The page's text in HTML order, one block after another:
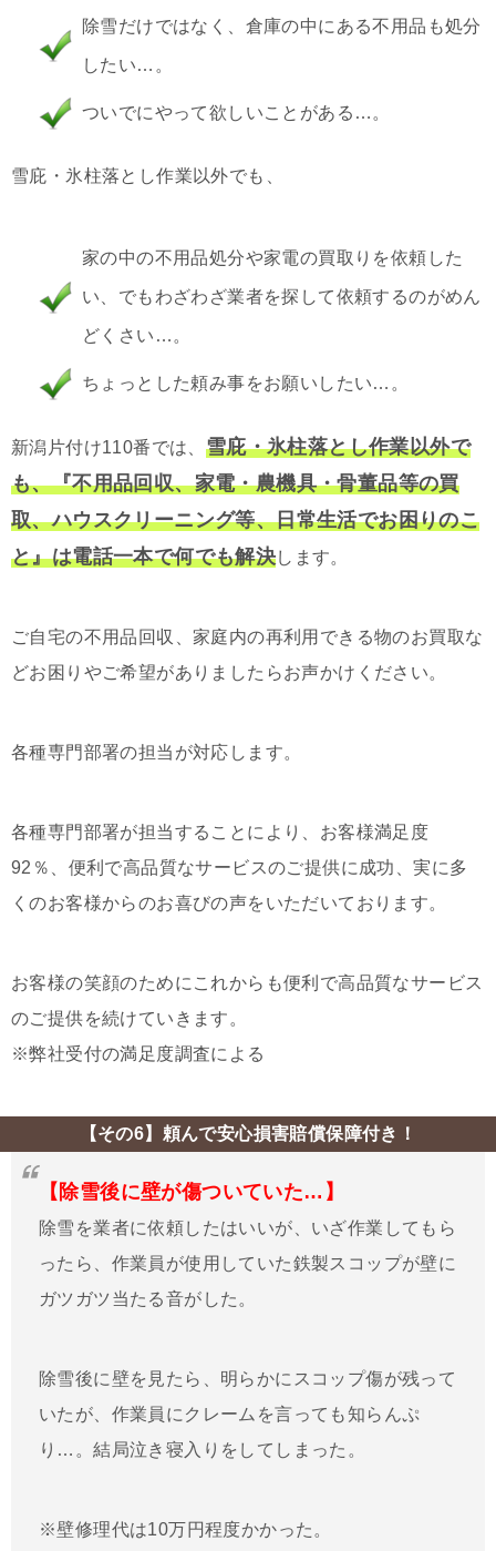
除雪だけではなく、倉庫の中にある不用品も処分
したい…。
ついでにやって欲しいことがある…。
雪庇・氷柱落とし作業以外でも、
家の中の不用品処分や家電の買取りを依頼した
い、でもわざわざ業者を探して依頼するのがめん
どくさい…。
ちょっとした頼み事をお願いしたい…。
新潟片付け110番では、 雪庇・氷柱落とし作業以外で
も、『不用品回収、家電・農機具・骨董品等の買
取、ハウスクリーニング等、日常生活でお困りのこ
と』は電話一本で何でも解決します。
ご自宅の不用品回収、家庭内の再利用できる物のお買取な
どお困りやご希望がありましたらお声かけください。
各種専門部署の担当が対応します。
各種専門部署が担当することにより、お客様満足度
92％、便利で高品質なサービスのご提供に成功、実に多
くのお客様からのお喜びの声をいただいております。
お客様の笑顔のためにこれからも便利で高品質なサービス
のご提供を続けていきます。
※弊社受付の満足度調査による
【その6】頼んで安心損害賠償保障付き！
【除雪後に壁が傷ついていた…】
除雪を業者に依頼したはいいが、いざ作業してもら
ったら、作業員が使用していた鉄製スコップが壁に
ガツガツ当たる音がした。
除雪後に壁を見たら、明らかにスコップ傷が残って
いたが、作業員にクレームを言っても知らんぷ
り…。結局泣き寝入りをしてしまった。
※壁修理代は10万円程度かかった。